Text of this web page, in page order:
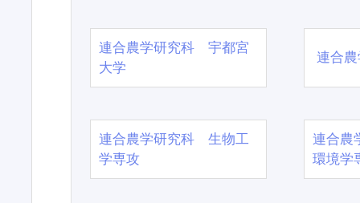
連合農学研究科 宇都宮
大学
連合
連合農学研究科 生物工
学専攻
連合農
環境学